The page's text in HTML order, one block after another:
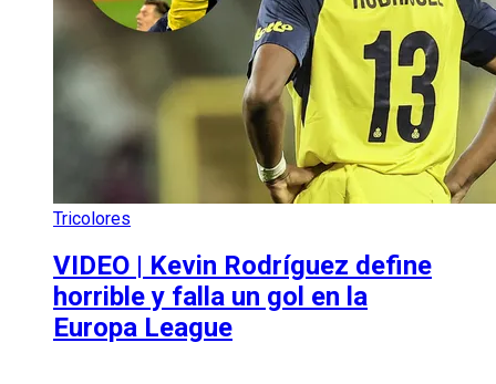
Tricolores
VIDEO | Kevin Rodríguez define
horrible y falla un gol en la
Europa League